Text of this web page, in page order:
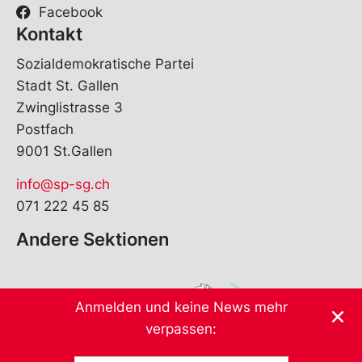
Facebook
Kontakt
Sozialdemokratische Partei
Stadt St. Gallen
Zwinglistrasse 3
Postfach
9001 St.Gallen
info@sp-sg.ch
071 222 45 85
Andere Sektionen
Anmelden und keine News mehr
verpassen: